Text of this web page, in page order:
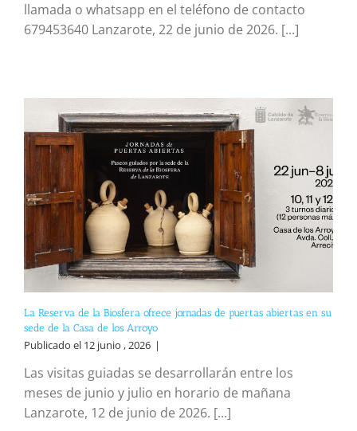
llamada o whatsapp en el teléfono de contacto
679453640 Lanzarote, 22 de junio de 2026. [...]
La Reserva de la Biosfera ofrece jornadas de puertas abiertas en su
sede de la Casa de los Arroyo
Publicado el 12 junio , 2026 |
Las visitas guiadas se desarrollarán entre los
meses de junio y julio en horario de mañana
Lanzarote, 12 de junio de 2026. [...]